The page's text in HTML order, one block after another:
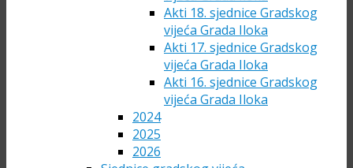
Akti 18. sjednice Gradskog
vijeća Grada Iloka
Akti 17. sjednice Gradskog
vijeća Grada Iloka
Akti 16. sjednice Gradskog
vijeća Grada Iloka
2024
2025
2026